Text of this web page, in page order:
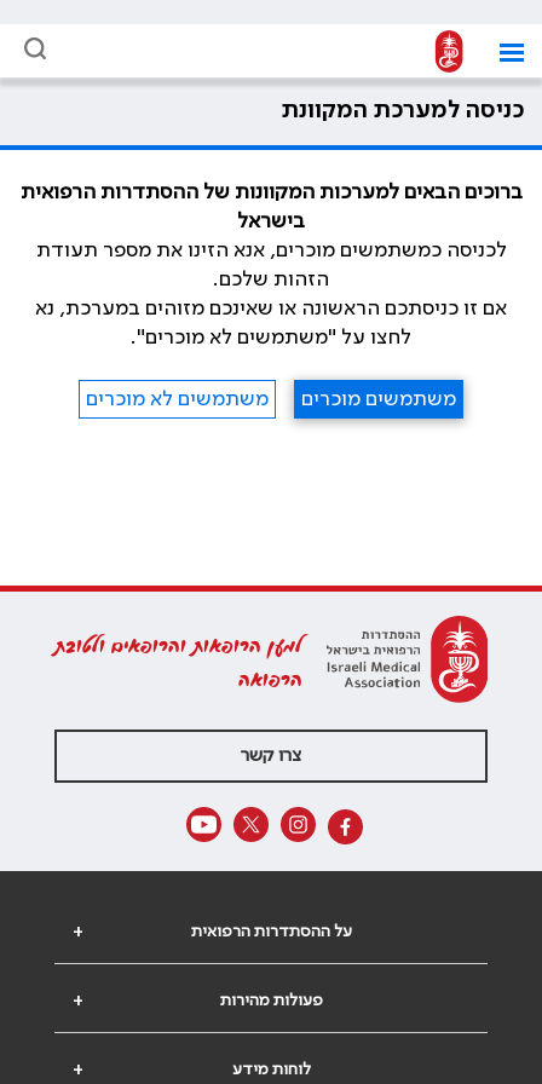
כניסה למערכת המקוונת
ברוכים הבאים למערכות המקוונות של ההסתדרות הרפואית
בישראל
לכניסה כמשתמשים מוכרים, אנא הזינו את מספר תעודת
הזהות שלכם.
אם זו כניסתכם הראשונה או שאינכם מזוהים במערכת, נא
לחצו על "משתמשים לא מוכרים".
משתמשים מוכרים משתמשים לא מוכרים
למען הרופאות והרופאים ולטובת
הרפואה
צרו קשר
+ על ההסתדרות הרפואית
+ פעולות מהירות
+ לוחות מידע